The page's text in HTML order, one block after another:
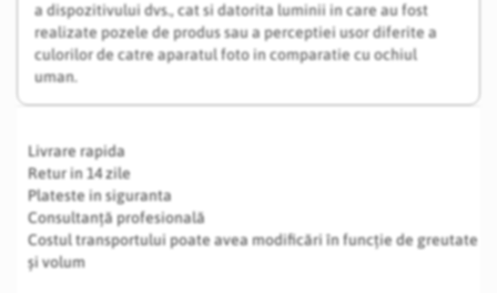
a dispozitivului dvs., cat si datorita luminii in care au fost
realizate pozele de produs sau a perceptiei usor diferite a
culorilor de catre aparatul foto in comparatie cu ochiul
uman.
Livrare rapida
Retur in 14 zile
Plateste in siguranta
Consultanță profesională
Costul transportului poate avea modificări în funcție de greutate
și volum